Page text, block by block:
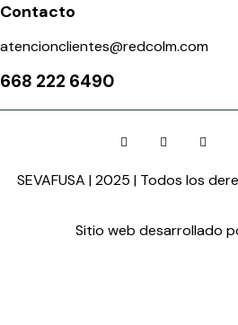
Contacto
atencionclientes@redcolm.com
668 222 6490
SEVAFUSA | 2025 | Todos los
Sitio web desarrollado